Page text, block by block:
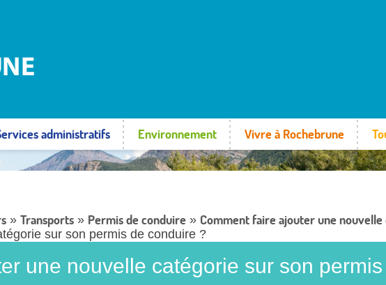
administratifs Environnement Vivre à Rochebrune
» Transports » Permis de conduire » Comment faire ajouter une
sur son permis de conduire ?
une nouvelle catégorie sur son